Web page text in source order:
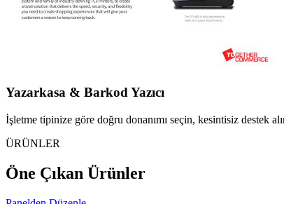
Yazarkasa & Barkod Yazıcı
İşletme tipinize göre doğru donanımı seçin, kesintisiz destek
ÜRÜNLER
Öne Çıkan Ürünler